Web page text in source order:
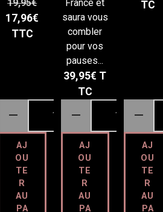
19,95€
17,96€
TTC
AJ
OU
TE
R
AU
PA
France et
saura vous
combler
pour vos
pauses...
39,95€ T
TC
AJ
OU
TE
R
AU
PA
TC
AJ
OU
TE
R
AU
PA